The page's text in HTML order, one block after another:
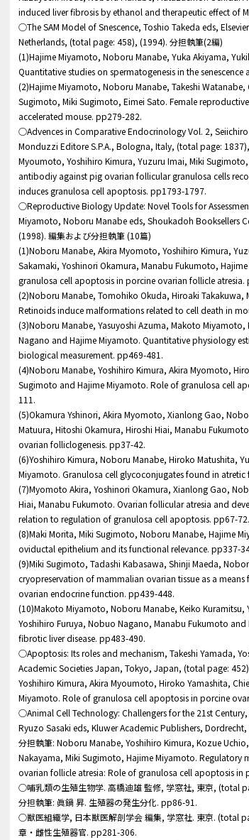
induced liver fibrosis by ethanol and therapeutic effect of
○The SAM Model of Snescence, Toshio Takeda eds,
Netherlands, (total page: 458), (1994). 分担執筆(2編)
(1)Hajime Miyamoto, Noboru Manabe, Yuka Akiyama,
Quantitative studies on spermatogenesis in the
(2)Hajime Miyamoto, Noboru Manabe, Takeshi
Sugimoto, Miki Sugimoto, Eimei Sato. Female
accelerated mouse. pp279-282.
○Advences in Comparative Endocrinology Vol. 2,
Monduzzi Editore S.P.A., Bologna, Italy, (total page:
Myoumoto, Yoshihiro Kimura, Yuzuru Imai, Miki
antibodiy against pig ovarian follicular granulosa cells
induces granulosa cell apoptosis. pp1793-1797.
○Reproductive Biology Update: Novel Tools for
Miyamoto, Noboru Manabe eds, Shoukadoh Booksellers
(1998). 編集および分担執筆 (10篇)
(1)Noboru Manabe, Akira Myomoto, Yoshihiro Kimura,
Sakamaki, Yoshinori Okamura, Manabu Fukumoto,
granulosa cell apoptosis in porcine ovarian follicle atresia.
(2)Noboru Manabe, Tomohiko Okuda, Hiroaki Takakuwa,
Retinoids induce malformations related to cell death in
(3)Noboru Manabe, Yasuyoshi Azuma, Makoto
Nagano and Hajime Miyamoto. Quantitative physiology
biological measurement. pp469-481.
(4)Noboru Manabe, Yoshihiro Kimura, Akira Myomoto,
Sugimoto and Hajime Miyamoto. Role of granulosa cell
111.
(5)Okamura Yshinori, Akira Myomoto, Xianlong Gao,
Matuura, Hitoshi Okamura, Hiroshi Hiai, Manabu
ovarian folliclogenesis. pp37-42.
(6)Yoshihiro Kimura, Noboru Manabe, Hiroko Matushita,
Miyamoto. Granulosa cell glycoconjugates found in
(7)Myomoto Akira, Yoshinori Okamura, Xianlong Gao,
Hiai, Manabu Fukumoto. Ovarian follicular atresia and
relation to regulation of granulosa cell apoptosis. pp67-72.
(8)Maki Morita, Miki Sugimoto, Noboru Manabe, Hajime
oviductal epithelium and its functional relevance. pp337-
(9)Miki Sugimoto, Tadashi Kabasawa, Shinji Maeda,
cryopreservation of mammalian ovarian tissue as a
ovarian endocrine function. pp439-448.
(10)Makoto Miyamoto, Noboru Manabe, Keiko
Yoshihiro Furuya, Nobuo Nagano, Manabu Fukumoto
fibrotic liver disease. pp483-490.
○Apoptosis: Its roles and mechanism, Takeshi Yamada,
Academic Societies Japan, Tokyo, Japan, (total page:
Yoshihiro Kimura, Akira Myoumoto, Hiroko Yamashita,
Miyamoto. Role of granulosa cell apoptosis in porcine
○Animal Cell Technology: Challengers for the 21st
Ryuzo Sasaki eds, Kluwer Academic Publishers,
分担執筆: Noboru Manabe, Yoshihiro Kimura, Kozue
Nakayama, Miki Sugimoto, Hajime Miyamoto. Regulatory
ovarian follicle atresia: Role of granulosa cell apoptosis
○哺乳類の生殖生物学. 高橋迪雄 監修, 学窓社, 東京, (total
分担執筆: 眞鍋 昇. 生殖器の発生分化. pp86-91.
○獣医組織学, 日本獣医解剖学会 編集, 学窓社. 東京. (total
章・雌性生殖器官. pp281-306.